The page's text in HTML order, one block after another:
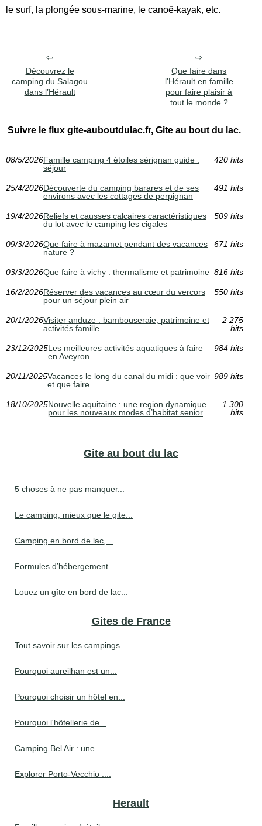
le surf, la plongée sous-marine, le canoë-kayak, etc.
Découvrez le
camping du Salagou
dans l’Hérault
Que faire dans
l'Hérault en famille
pour faire plaisir à
tout le monde ?
Suivre le flux gite-auboutdulac.fr, Gite au bout du lac.
08/5/2026Famille camping 4 étoiles sérignan guide :
séjour
420 hits
25/4/2026Découverte du camping barares et de ses
environs avec les cottages de perpignan
491 hits
19/4/2026Reliefs et causses calcaires caractéristiques
du lot avec le camping les cigales
509 hits
09/3/2026Que faire à mazamet pendant des vacances
nature ?
671 hits
03/3/2026Que faire à vichy : thermalisme et patrimoine 816 hits
16/2/2026Réserver des vacances au cœur du vercors
pour un séjour plein air
550 hits
20/1/2026Visiter anduze : bambouseraie, patrimoine et
activités famille
2 275
hits
23/12/2025Les meilleures activités aquatiques à faire
en Aveyron
984 hits
20/11/2025Vacances le long du canal du midi : que voir
et que faire
989 hits
18/10/2025Nouvelle aquitaine : une region dynamique
pour les nouveaux modes d’habitat senior
1 300
hits
Gite au bout du lac
5 choses à ne pas manquer...
Le camping, mieux que le gite...
Camping en bord de lac,...
Formules d’hébergement
Louez un gîte en bord de lac...
Gites de France
Tout savoir sur les campings...
Pourquoi aureilhan est un...
Pourquoi choisir un hôtel en...
Pourquoi l'hôtellerie de...
Camping Bel Air : une...
Explorer Porto-Vecchio :...
Herault